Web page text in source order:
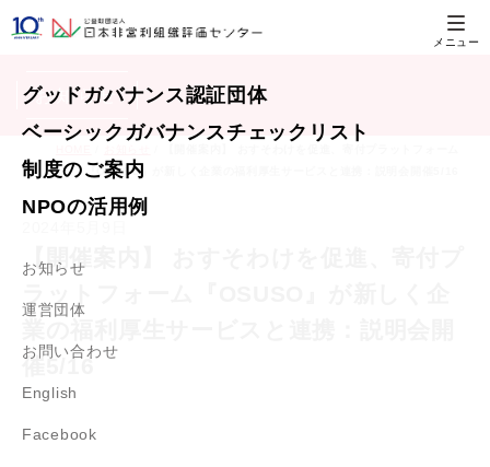
グッドガバナンス認証団体
ベーシックガバナンスチェックリスト
制度のご案内
NPOの活用例
お知らせ
運営団体
お問い合わせ
English
Facebook
お知らせ
『OSUSO』が新しく企業の福利厚生サービスと連携：説明会開催5/16
【開催案内】 おすそわけを促進、寄付プ
催5/16